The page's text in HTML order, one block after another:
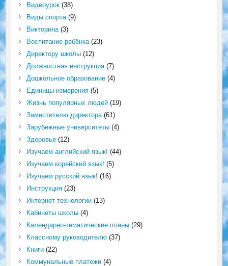
Видеоурок(38)
Виды спорта(9)
Викторина(3)
Воспитание ребёнка(23)
Директору школы(12)
Должностная инструкция(7)
Дошкольное образование(4)
Единицы измерения(5)
Жизнь популярных людей(19)
Заместителю директора(61)
Зарубежные университеты(4)
Здоровье(12)
Изучаем английский язык! (44)
Изучаем корейский язык! (5)
Изучаем русский язык! (16)
Инструкция(23)
Интернет технологии(13)
Кабинеты школы(4)
Календарно-тематические планы(29)
Классному руководителю(37)
Книги(22)
Коммунальные платежи(4)